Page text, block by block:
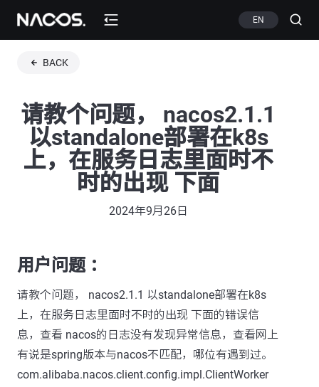
EN
BACK
请教个问题， nacos2.1.1
以standalone部署在k8s
上，在服务日志里面时不
时的出现 下面
2024年9月26日
用户问题 ：
请教个问题， nacos2.1.1 以standalone部署在k8s
上，在服务日志里面时不时的出现 下面的错误信
息，查看 nacos的日志没有发现异常信息，查看网上
有说是spring版本与nacos不匹配，哪位有遇到过。
com.alibaba.nacos.client.config.impl.ClientWorker